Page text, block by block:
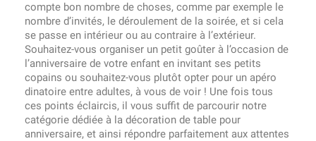
compte bon nombre de choses, comme par exemple le
nombre d’invités, le déroulement de la soirée, et si cela
se passe en intérieur ou au contraire à l’extérieur.
Souhaitez-vous organiser un petit goûter à l’occasion de
l’anniversaire de votre enfant en invitant ses petits
copains ou souhaitez-vous plutôt opter pour un apéro
dinatoire entre adultes, à vous de voir ! Une fois tous
ces points éclaircis, il vous suffit de parcourir notre
catégorie dédiée à la décoration de table pour
anniversaire, et ainsi répondre parfaitement aux attentes